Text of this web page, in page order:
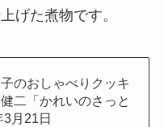
げた煮物です。
子のおしゃべりクッキ
二「かれいのさっと
月21日